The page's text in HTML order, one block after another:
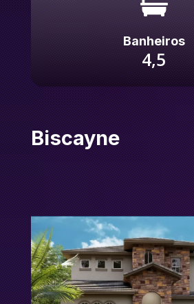
Banheiros
4,5
Biscayne